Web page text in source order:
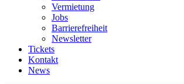
Vermietung
Jobs
Barrierefreiheit
Newsletter
Tickets
Kontakt
News